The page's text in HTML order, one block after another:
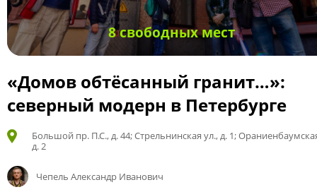
8 свободных мест
«Домов обтёсанный гранит…»:
северный модерн в Петербурге
Большой пр. П.С., д. 44; Стрельнинская ул., д. 1;
д. 2
Чепель Александр Иванович